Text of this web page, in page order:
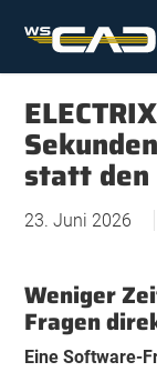
statt den
23. Juni 2026
Weniger
Fragen
Eine Software-